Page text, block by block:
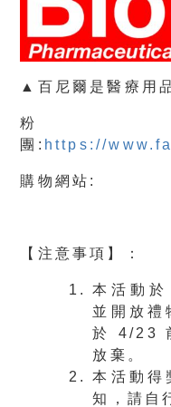
▲百尼爾是醫療用
團: https://
購物網站:
【注意事項】 ：
本活動
並開放禮
於 4/23
放棄。
本活動得
知，請自